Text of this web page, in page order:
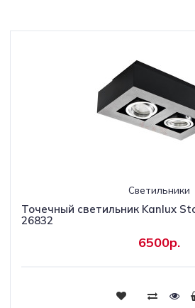
Светильники
Точечный светильник Kanlux
26832
6500р.